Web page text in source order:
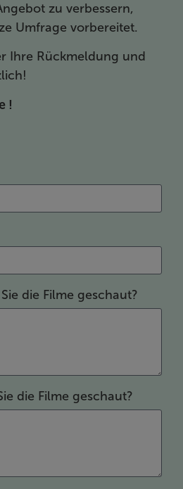
zu verbessern,
Umfrage vorbereitet.
Ihre Rückmeldung und
!
die Filme geschaut?
die Filme geschaut?